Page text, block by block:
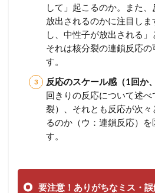
して」起こるのか。また
放出されるのかに注目し
し、中性子が放出される」
それは核分裂の連鎖反応
す。
反応のスケール感（1回か
回きりの反応について述
裂）、それとも反応が次
るのか（ウ：連鎖反応）
す。
要注意！ありがちなミス・